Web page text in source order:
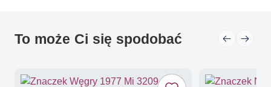
To może Ci się spodobać